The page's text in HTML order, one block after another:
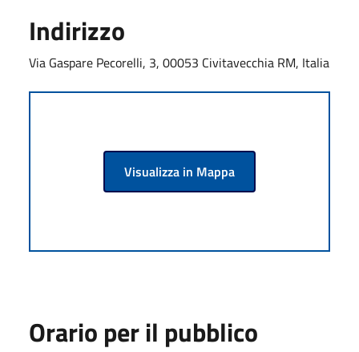
Indirizzo
Via Gaspare Pecorelli, 3, 00053 Civitavecchia RM, Italia
Visualizza in Mappa
Orario per il pubblico